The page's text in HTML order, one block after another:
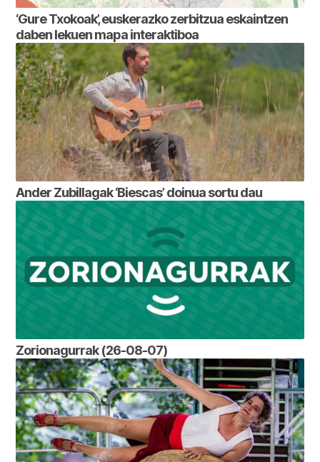
‘Gure Txokoak’, euskerazko zerbitzua eskaintzen
daben lekuen mapa interaktiboa
Ander Zubillagak ‘Biescas’ doinua sortu dau
Zorionagurrak (26-08-07)